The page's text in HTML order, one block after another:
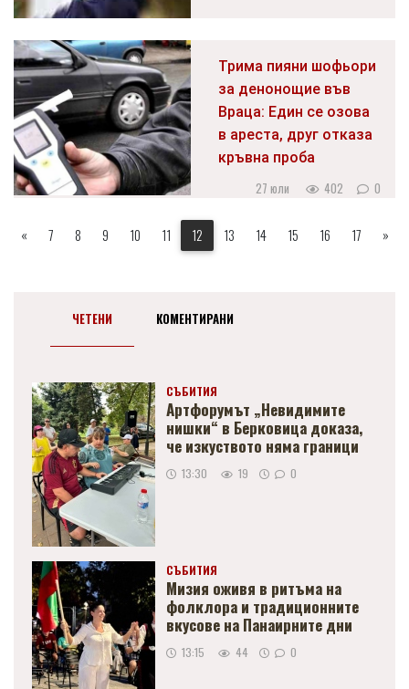
Трима пияни шофьори
за денонощие във
Враца: Един се озова
в ареста, друг отказа
кръвна проба
27 юли 402 0
« 7 8 9 10 11 12 13 14 15 16 17 »
ЧЕТЕНИ КОМЕНТИРАНИ
СЪБИТИЯ
Артфорумът „Невидимите
нишки“ в Берковица доказа,
че изкуството няма граници
13:30 19 0
СЪБИТИЯ
Мизия оживя в ритъма на
фолклора и традиционните
вкусове на Панаирните дни
13:15 44 0